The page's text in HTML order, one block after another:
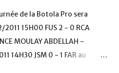
de la Botola Pro sera
15H00 FUS 2 - 0 RCA
MOULAY ABDELLAH -
14H30 JSM 0 - 1 FAR au